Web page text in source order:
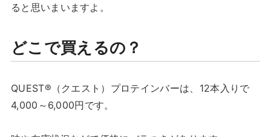
ると思いまいますよ。
どこで買えるの？
QUEST®（クエスト）プロテインバーは、12本入りで
4,000～6,000円です。